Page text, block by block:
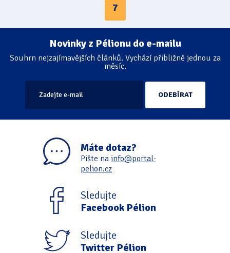
7
Novinky z Pélionu do e-mailu
Souhrn nejzajímavějších článků. Vychází přibližně jednou za
měsíc.
Máte dotaz?
Pište na info@portal-
pelion.cz
Sledujte
Facebook Pélion
Sledujte
Twitter Pélion